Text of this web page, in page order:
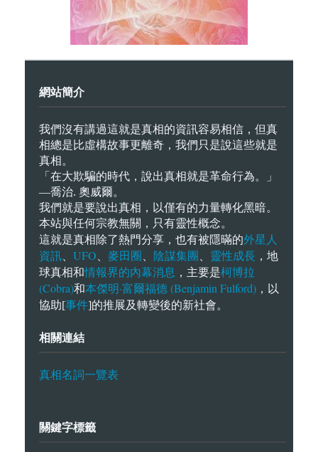
網站簡介
我們沒有講過這就是真相的資訊容易相信，但真
相總是比虛構故事更離奇，我們只是說這些就是
真相。
「在大欺騙的時代，說出真相就是革命行為。」
—喬治. 奧威爾。
我們就是要說出真相，以僅有的力量轉化黑暗。
本站與任何宗教無關，只有靈性概念。
這就是真相除了熱門分享，也有被隱暪的外星人
資訊
UFO 麥田圈 陰謀集團 靈性成長 ，地
球真相和情報界的內幕消息 ，主要是柯博拉
(Cobra)和本傑明·富爾福德 (Benjamin Fulford) ，以
協助[事件]的推展及轉變後的新社會。
相關連結
真相名詞一覽表
關鍵字標籤